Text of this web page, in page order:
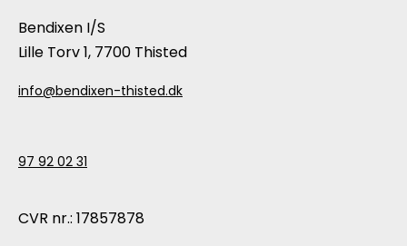
Bendixen I/S
Lille Torv 1, 7700 Thisted
info@bendixen-thisted.dk
97 92 02 31
CVR nr.: 17857878